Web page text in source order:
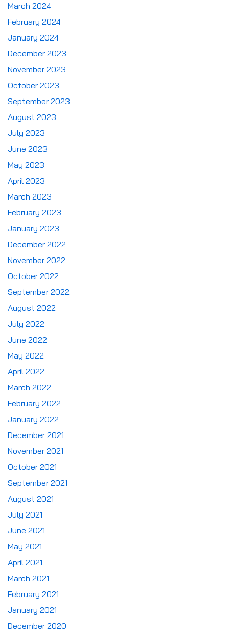
March 2024
February 2024
January 2024
December 2023
November 2023
October 2023
September 2023
August 2023
July 2023
June 2023
May 2023
April 2023
March 2023
February 2023
January 2023
December 2022
November 2022
October 2022
September 2022
August 2022
July 2022
June 2022
May 2022
April 2022
March 2022
February 2022
January 2022
December 2021
November 2021
October 2021
September 2021
August 2021
July 2021
June 2021
May 2021
April 2021
March 2021
February 2021
January 2021
December 2020